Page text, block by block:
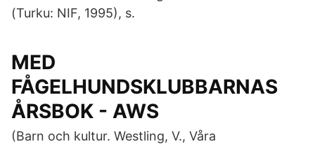
(Turku: NIF, 1995), s.
MED
FÅGELHUNDSKLUBBARNAS
ÅRSBOK - AWS
(Barn och kultur. Westling, V., Våra